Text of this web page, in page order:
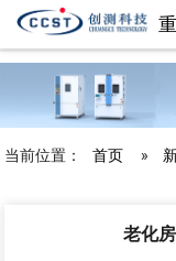
欢迎来到重庆创测科技有限
当前位置： 首页 »
老化